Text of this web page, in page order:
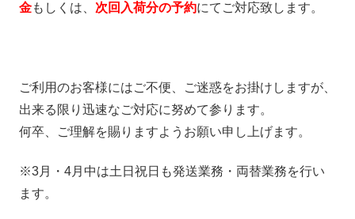
金もしくは、 次回入荷分の予約にてご対応致します。
ご利用のお客様にはご不便、ご迷惑をお掛けしますが、
出来る限り迅速なご対応に努めて参ります。
何卒、ご理解を賜りますようお願い申し上げます。
※3月・4月中は土日祝日も発送業務・両替業務を行い
ます。